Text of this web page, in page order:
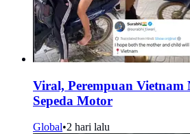
Viral, Perempuan
Sepeda Motor
Global•2 hari lalu